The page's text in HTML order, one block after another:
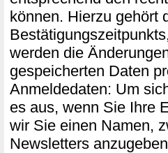
können. Hierzu gehört
werden die
gespeicherten Daten
Anmeldedaten: Um
es aus, wenn Sie Ihre
wir Sie einen Namen,
Newsletters